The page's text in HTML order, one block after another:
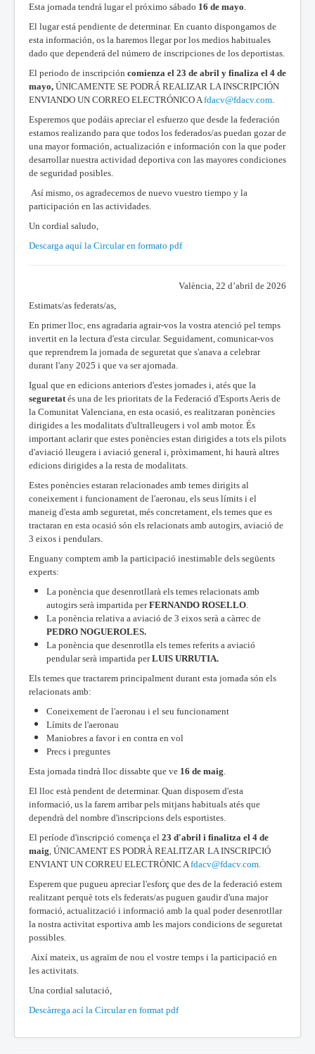
Esta jornada tendrá lugar el próximo sábado 16 de mayo
El lugar está pendiente de determinar. En cuanto dispongamos de
esta información, os la haremos llegar por los medios habituales
dado que dependerá del número de inscripciones de los deportistas.
El periodo de inscripción comienza el 23 de abril y finaliza el 4 de
mayo, ÚNICAMENTE SE PODRÁ REALIZAR LA INSCRIPCIÓN
ENVIANDO UN CORREO ELECTRÓNICO A fdacv@fdacv.com
Esperemos que podáis apreciar el esfuerzo que desde la federación
estamos realizando para que todos los federados/as puedan gozar de
una mayor formación, actualización e información con la que poder
desarrollar nuestra actividad deportiva con las mayores condiciones
de seguridad posibles.
Así mismo, os agradecemos de nuevo vuestro tiempo y la
participación en las actividades.
Un cordial saludo,
Descarga aquí la Circular en formato pdf
València, 22 d’abril de 2026
Estimats/as federats/as,
En primer lloc, ens agradaria agrair-vos la vostra atenció pel temps
invertit en la lectura d'esta circular. Seguidament, comunicar-vos
que reprendrem la jornada de seguretat que s'anava a celebrar
durant l'any 2025 i que va ser ajornada.
Igual que en edicions anteriors d'estes jornades i, atés que la
seguretat és una de les prioritats de la Federació d'Esports Aeris de
la Comunitat Valenciana, en esta ocasió, es realitzaran ponències
dirigides a les modalitats d'ultralleugers i vol amb motor. És
important aclarir que estes ponències estan dirigides a tots els pilots
d'aviació lleugera i aviació general i, pròximament, hi haurà altres
edicions dirigides a la resta de modalitats.
Estes ponències estaran relacionades amb temes dirigits al
coneixement i funcionament de l'aeronau, els seus límits i el
maneig d'esta amb seguretat, més concretament, els temes que es
tractaran en esta ocasió són els relacionats amb autogirs, aviació de
3 eixos i pendulars.
Enguany comptem amb la participació inestimable dels següents
experts:
La ponència que desenrotllarà els temes relacionats amb
autogirs serà impartida perFERNANDO ROSELLO
La ponència relativa a aviació de 3 eixos serà a càrrec de
PEDRO NOGUEROLES.
La ponència que desenrotlla els temes referits a aviació
pendular serà impartida perLUIS URRUTIA.
Els temes que tractarem principalment durant esta jornada són els
relacionats amb:
Coneixement de l'aeronau i el seu funcionament
Límits de l'aeronau
Maniobres a favor i en contra en vol
Precs i preguntes
Esta jornada tindrà lloc dissabte que ve 16 de maig
El lloc està pendent de determinar. Quan disposem d'esta
informació, us la farem arribar pels mitjans habituals atés que
dependrà del nombre d'inscripcions dels esportistes.
El període d'inscripció comença el 23 d'abril i finalitza el 4 de
maig , ÚNICAMENT ES PODRÀ REALITZAR LA INSCRIPCIÓ
ENVIANT UN CORREU ELECTRÒNIC A fdacv@fdacv.com
Esperem que pugueu apreciar l'esforç que des de la federació estem
realitzant perquè tots els federats/as puguen gaudir d'una major
formació, actualització i informació amb la qual poder desenrotllar
la nostra activitat esportiva amb les majors condicions de seguretat
possibles.
Així mateix, us agraïm de nou el vostre temps i la participació en
les activitats.
Una cordial salutació,
Descàrrega ací la Circular en format pdf